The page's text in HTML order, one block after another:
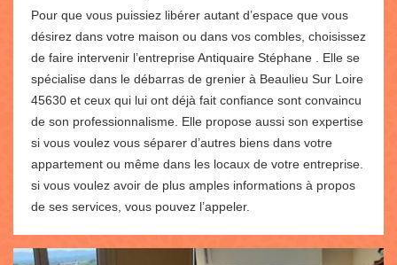
Pour que vous puissiez libérer autant d’espace que vous
désirez dans votre maison ou dans vos combles, choisissez
de faire intervenir l’entreprise Antiquaire Stéphane . Elle se
spécialise dans le débarras de grenier à Beaulieu Sur Loire
45630 et ceux qui lui ont déjà fait confiance sont convaincu
de son professionnalisme. Elle propose aussi son expertise
si vous voulez vous séparer d’autres biens dans votre
appartement ou même dans les locaux de votre entreprise.
si vous voulez avoir de plus amples informations à propos
de ses services, vous pouvez l’appeler.